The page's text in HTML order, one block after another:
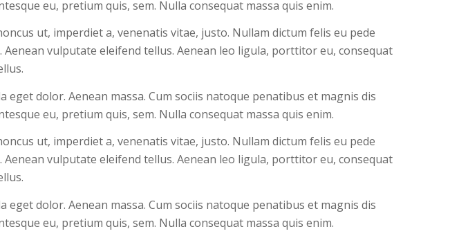
eu, pretium quis, sem. Nulla consequat massa quis enim.
ut, imperdiet a, venenatis vitae, justo. Nullam dictum felis eu pede
vulputate eleifend tellus. Aenean leo ligula, porttitor eu, consequat
dolor. Aenean massa. Cum sociis natoque penatibus et magnis dis
eu, pretium quis, sem. Nulla consequat massa quis enim.
ut, imperdiet a, venenatis vitae, justo. Nullam dictum felis eu pede
vulputate eleifend tellus. Aenean leo ligula, porttitor eu, consequat
dolor. Aenean massa. Cum sociis natoque penatibus et magnis dis
eu, pretium quis, sem. Nulla consequat massa quis enim.